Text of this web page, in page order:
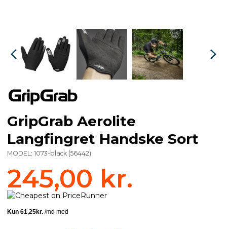
GripGrab Aerolite
Langfingret Handske Sort
MODEL: 1073-black (56442)
245,00 kr.